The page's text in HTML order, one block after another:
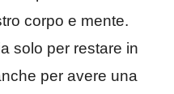
corpo e mente.
solo per restare in
per avere una